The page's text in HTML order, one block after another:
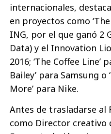
internacionales,
en proyectos como
ING, por el que ganó 2
Data) y el Innovation
2016; ‘The Coffee Line’
Bailey’ para Samsung o
More’ para Nike.
Antes de trasladarse al
como Director creativo